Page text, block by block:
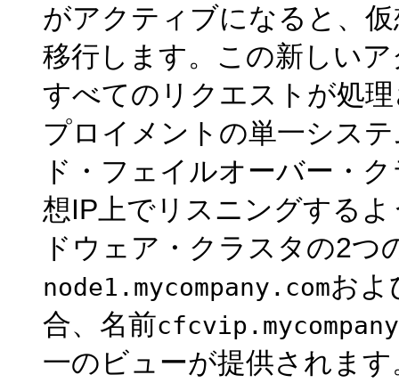
がアクティブになると、
移行します。この新しい
すべてのリクエストが処
プロイメントの単一シス
ド・フェイルオーバー・
想IP上でリスニングする
ドウェア・クラスタの2つ
node1.mycompany.comおよ
合、名前
一のビューが提供されま